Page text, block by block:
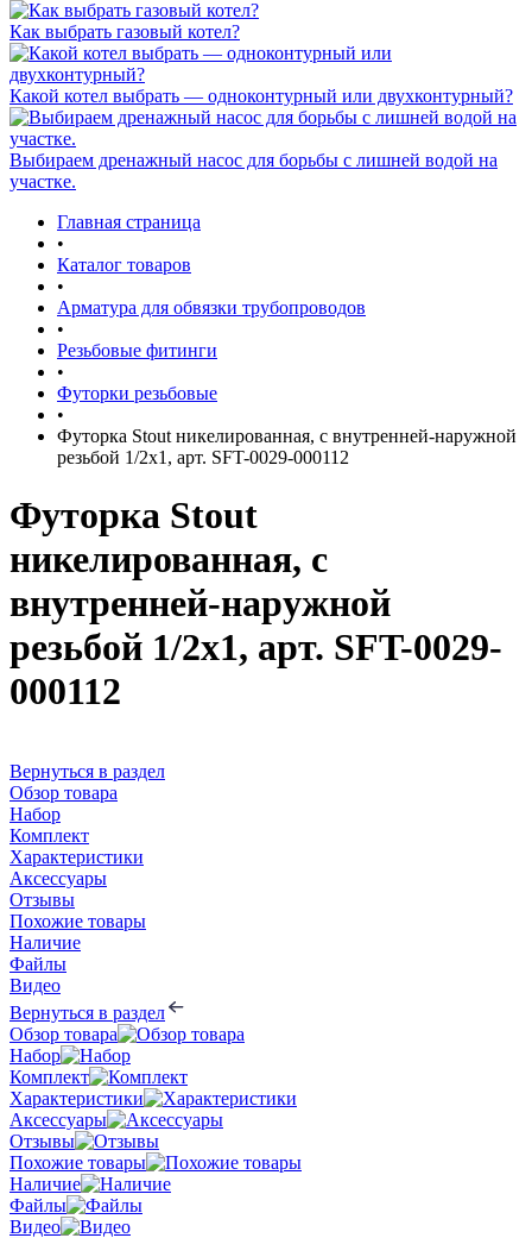
Как выбрать газовый котел?
Какой котел выбрать — одноконтурный или двухконтурный?
Выбираем дренажный насос для борьбы с лишней водой на
участке.
Главная страница
•
Каталог товаров
•
Арматура для обвязки трубопроводов
•
Резьбовые фитинги
•
Футорки резьбовые
•
Футорка Stout никелированная, с внутренней-наружной
резьбой 1/2х1, арт. SFT-0029-000112
Футорка Stout
никелированная, с
внутренней-наружной
резьбой 1/2х1, арт. SFT-0029-
000112
Вернуться в раздел
Обзор товара
Набор
Комплект
Характеристики
Аксессуары
Отзывы
Похожие товары
Наличие
Файлы
Видео
Вернуться в раздел
Обзор товара
Набор
Комплект
Характеристики
Аксессуары
Отзывы
Похожие товары
Наличие
Файлы
Видео